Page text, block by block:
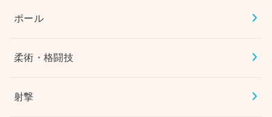
ポール
柔術・格闘技
射撃